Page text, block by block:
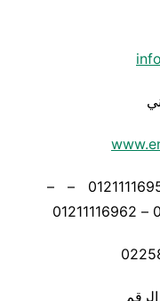
موبايل: 01211116954 – – 01211116956 – –